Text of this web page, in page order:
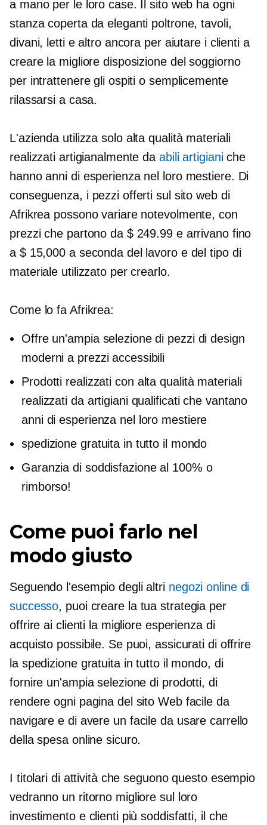
a mano per le loro case. Il sito web ha ogni
stanza coperta da eleganti poltrone, tavoli,
divani, letti e altro ancora per aiutare i clienti a
creare la migliore disposizione del soggiorno
per intrattenere gli ospiti o semplicemente
rilassarsi a casa.
L'azienda utilizza solo alta qualitàmateriali
realizzati artigianalmente da abili artigianiche
hanno anni di esperienza nel loro mestiere. Di
conseguenza, i pezzi offerti sul sito web di
Afrikrea possono variare notevolmente, con
prezzi che partono da $ 249.99 e arrivano fino
a $ 15,000 a seconda del lavoro e del tipo di
materiale utilizzato per crearlo.
Come lo fa Afrikrea:
Offre un'ampia selezione di pezzi di design
moderni a prezzi accessibili
Prodotti realizzati con alta qualitàmateriali
realizzati da artigiani qualificati che vantano
anni di esperienza nel loro mestiere
spedizione gratuita in tutto il mondo
Garanzia di soddisfazione al 100% o
rimborso!
Come puoi farlo nel
modo giusto
Seguendo l'esempio degli altri negozi online di
successo, puoi creare la tua strategia per
offrire ai clienti la migliore esperienza di
acquisto possibile. Se puoi, assicurati di offrire
la spedizione gratuita in tutto il mondo, di
fornire un'ampia selezione di prodotti, di
rendere ogni pagina del sito Web facile da
navigare e di avere un facile da usare carrello
della spesa online sicuro.
I titolari di attività che seguono questo esempio
vedranno un ritorno migliore sul loro
investimento e clienti più soddisfatti, il che